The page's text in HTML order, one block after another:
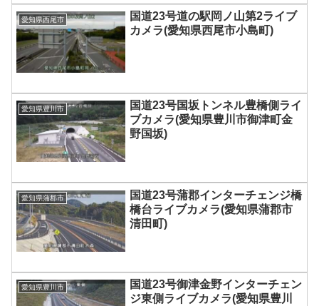
愛知県西尾市
国道23号道の駅岡ノ山第2ライブ
カメラ(愛知県西尾市小島町)
愛知県豊川市
国道23号国坂トンネル豊橋側ライ
ブカメラ(愛知県豊川市御津町金
野国坂)
愛知県蒲郡市
国道23号蒲郡インターチェンジ橋
橋台ライブカメラ(愛知県蒲郡市
清田町)
愛知県豊川市
国道23号御津金野インターチェン
ジ東側ライブカメラ(愛知県豊川